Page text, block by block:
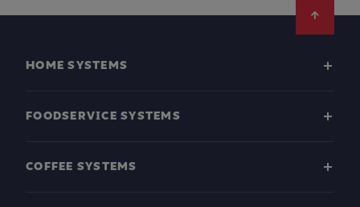
HOME SYSTEMS
FOODSERVICE SYSTEMS
COFFEE SYSTEMS